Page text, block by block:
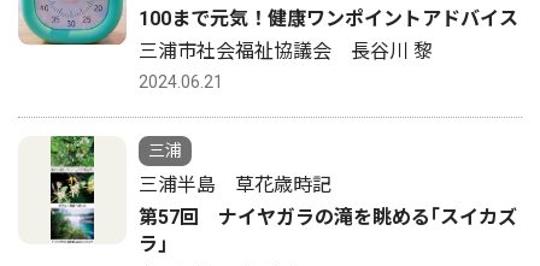
100まで元気！健康ワンポイントアドバイス
三浦市社会福祉協議会 長谷川 黎
2024.06.21
三浦
三浦半島 草花歳時記
第57回 ナイヤガラの滝を眺める｢スイカズ
ラ｣